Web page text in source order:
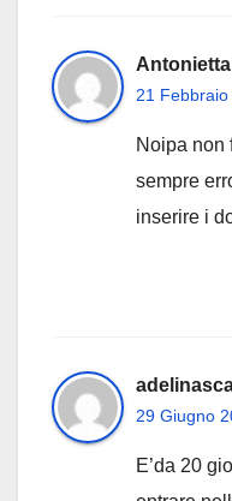
21
Noipa non
sempre
inserire i
29 Giugno
E’da 20